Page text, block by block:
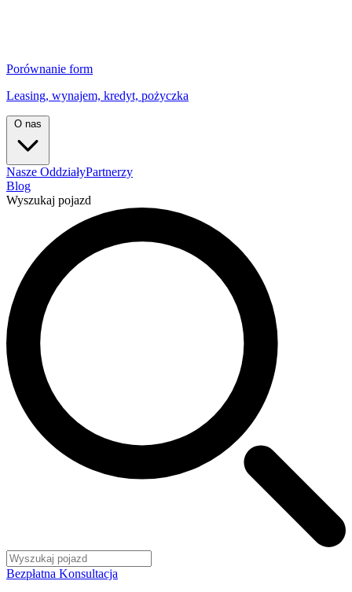
Porównanie form
Leasing, wynajem, kredyt, pożyczka
O nas
Nasze OddziałyPartnerzy
Blog
Wyszukaj pojazd
Bezpłatna Konsultacja